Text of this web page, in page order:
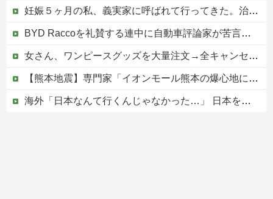
妊娠５ヶ月の私、義実家に呼ばれて行ってきた。治療を経て妊娠５ヶ月になった義妹を引き合いに出され、トメから放たれた「耳を疑う理不尽すぎる一言」に愕然←妊娠時期の操作とか超能力者かよ
BYD Raccoを礼賛する連中に自動車評論家が苦言、その投稿に雉で有名な別評論家が噛みついてしまい……
女さん、ワンピースグッズを大量注文→全キャンセルで逮捕ｗｗｗ
【熊本地震】専門家「イオンモール熊本の爆心地に…喫煙所と自販機」警察・消防「」←これ・・・
海外「日本なんて行くんじゃなかった…」 日本を知ってしまったディズニー信者、帰国後『本家』に失望する事態に